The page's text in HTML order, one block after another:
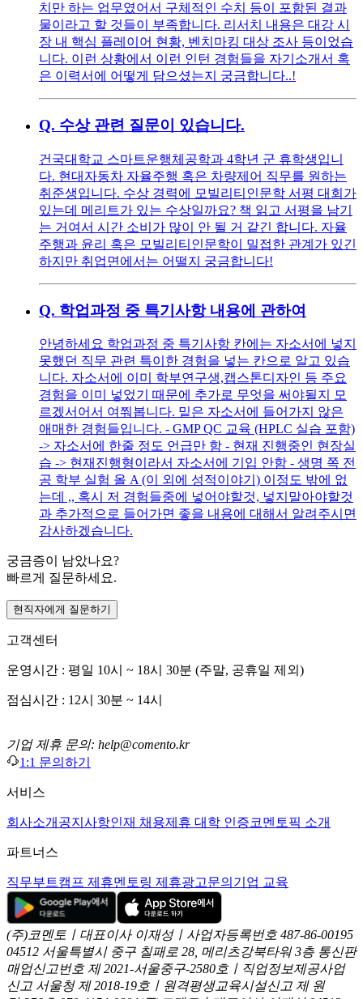
치만 하는 업무였어서 구체적인 수치 등이 포함된 결과
물이라고 할 것들이 부족합니다. 리서치 내용은 대강 시
장 내 핵심 플레이어 현황, 벤치마킹 대상 조사 등이었습
니다. 이런 상황에서 이런 인턴 경험들을 자기소개서 혹
은 이력서에 어떻게 담으셨는지 궁금합니다..!
Q. 수상 관련 질문이 있습니다.
건국대학교 스마트운행체공학과 4학년 군 휴학생입니
다. 현대자동차 자율주행 혹은 차량제어 직무를 원하는
취준생입니다. 수상 경력에 모빌리티인문학 서평 대회가
있는데 메리트가 있는 수상일까요? 책 읽고 서평을 남기
는 거여서 시간 소비가 많이 안 될 거 같긴 합니다. 자율
주행과 윤리 혹은 모빌리티인문학이 밀접한 관계가 있긴
하지만 취업면에서는 어떨지 궁금합니다!
Q. 학업과정 중 특기사항 내용에 관하여
안녕하세요 학업과정 중 특기사항 칸에는 자소서에 넣지
못했던 직무 관련 특이한 경험을 넣는 칸으로 알고 있습
니다. 자소서에 이미 학부연구생,캡스톤디자인 등 주요
경험을 이미 넣었기 때문에 추가로 무엇을 써야될지 모
르겠서어서 여쭤봅니다. 밑은 자소서에 들어가지 않은
애매한 경험들입니다. - GMP QC 교육 (HPLC 실습 포함)
-> 자소서에 한줄 정도 언급만 함 - 현재 진행중인 현장실
습 -> 현재진행형이라서 자소서에 기입 안함 - 생명 쪽 전
공 학부 실험 올 A (이 외에 성적이야기) 이정도 밖에 없
는데 ,, 혹시 저 경험들중에 넣어야할것, 넣지말아야할것
과 추가적으로 들어가면 좋을 내용에 대해서 알려주시면
감사하겠습니다.
궁금증이 남았나요?
빠르게 질문하세요.
현직자에게 질문하기
고객센터
운영시간 : 평일 10시 ~ 18시 30분 (주말, 공휴일 제외)
점심시간 : 12시 30분 ~ 14시
기업 제휴 문의: help@comento.kr
1:1 문의하기
서비스
회사소개 공지사항인재 채용제휴 대학 인증코멘토픽 소개
파트너스
직무부트캠프 제휴멘토링 제휴광고문의 기업 교육
(주)코멘토ㅣ대표이사 이재성ㅣ사업자등록번호 487-86-00195
04512 서울특별시 중구 칠패로 28, 메리츠강북타워 3층 통신판
매업신고번호 제 2021-서울중구-2580호ㅣ직업정보제공사업
신고 서울청 제 2018-19호ㅣ원격평생교육시설신고 제 원